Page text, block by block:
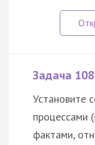
Задача 108
Установите
процессами
фактами,